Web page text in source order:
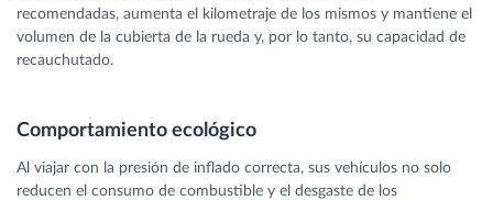
recomendadas, aumenta el kilometraje de los mismos y mantiene el
volumen de la cubierta de la rueda y, por lo tanto, su capacidad de
recauchutado.
Comportamiento ecológico
Al viajar con la presión de inflado correcta, sus vehículos no solo
reducen el consumo de combustible y el desgaste de los